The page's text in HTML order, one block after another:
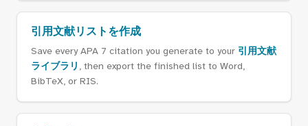
引用文献リストを作成
Save every APA 7 citation you generate to your 引用文献
ライブラリ , then export the finished list to Word,
BibTeX, or RIS.